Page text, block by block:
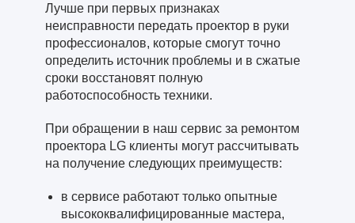
Лучше при первых признаках
неисправности передать проектор в руки
профессионалов, которые смогут точно
определить источник проблемы и в сжатые
сроки восстановят полную
работоспособность техники.
При обращении в наш сервис за ремонтом
проектора LG клиенты могут рассчитывать
на получение следующих преимуществ:
в сервисе работают только опытные
высококвалифицированные мастера,